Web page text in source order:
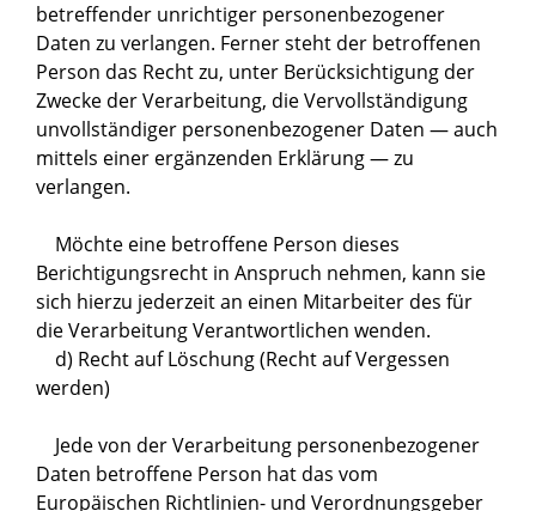
betreffender unrichtiger personenbezogener
Daten zu verlangen. Ferner steht der betroffenen
Person das Recht zu, unter Berücksichtigung der
Zwecke der Verarbeitung, die Vervollständigung
unvollständiger personenbezogener Daten — auch
mittels einer ergänzenden Erklärung — zu
verlangen.
Möchte eine betroffene Person dieses
Berichtigungsrecht in Anspruch nehmen, kann sie
sich hierzu jederzeit an einen Mitarbeiter des für
die Verarbeitung Verantwortlichen wenden.
d) Recht auf Löschung (Recht auf Vergessen
werden)
Jede von der Verarbeitung personenbezogener
Daten betroffene Person hat das vom
Europäischen Richtlinien- und Verordnungsgeber